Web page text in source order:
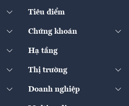
Tiêu điểm
Chứng khoán
Doanh nghiệp niêm yết
Hạ tầng
Thị trường
Doanh nghiệp